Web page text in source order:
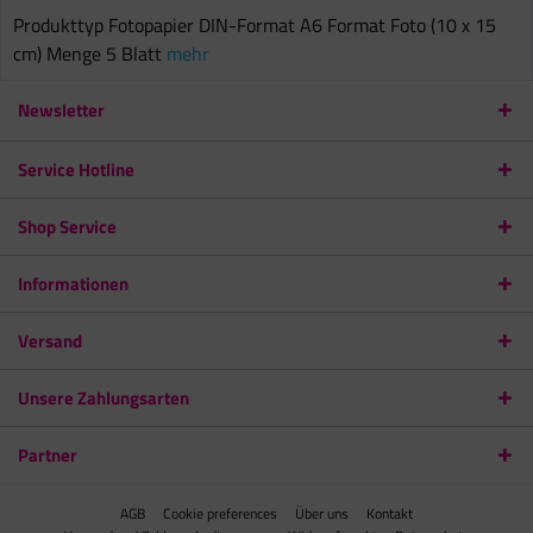
Produkttyp Fotopapier DIN-Format A6 Format Foto (10 x 15
cm) Menge 5 Blatt mehr
Newsletter
Service Hotline
Shop Service
Informationen
Versand
Unsere Zahlungsarten
Partner
AGB Cookie preferences Über uns
Kontakt